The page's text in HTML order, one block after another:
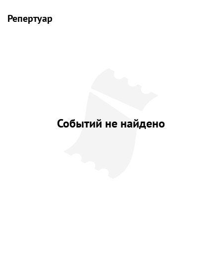
Репертуар
Событий не найдено